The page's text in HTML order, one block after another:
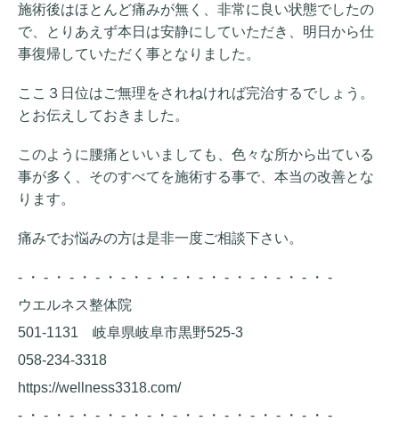
施術後はほとんど痛みが無く、非常に良い状態でしたの
で、とりあえず本日は安静にしていただき、明日から仕
事復帰していただく事となりました。
ここ３日位はご無理をされねければ完治するでしょう。
とお伝えしておきました。
このように腰痛といいましても、色々な所から出ている
事が多く、そのすべてを施術する事で、本当の改善とな
ります。
痛みでお悩みの方は是非一度ご相談下さい。
- ・ - ・ - ・ - ・ - ・ - ・ - ・ - ・ - ・ - ・ - ・ - ・ -
ウエルネス整体院
501-1131 岐阜県岐阜市黒野525-3
058-234-3318
https://wellness3318.com/
- ・ - ・ - ・ - ・ - ・ - ・ - ・ - ・ - ・ - ・ - ・ - ・ -